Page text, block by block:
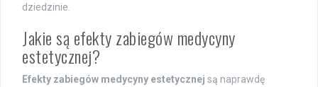
dziedzinie.
Jakie są efekty zabiegów medycyny
estetycznej?
Efekty zabiegów medycyny estetycznej są naprawdę